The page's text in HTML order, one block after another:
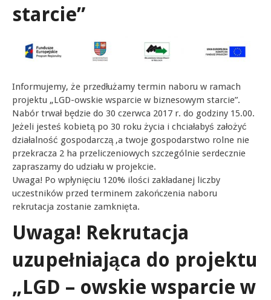
starcie”
Informujemy, że przedłużamy termin naboru w ramach
projektu „LGD-owskie wsparcie w biznesowym starcie”.
Nabór trwał będzie do 30 czerwca 2017 r. do godziny 15.00.
Jeżeli jesteś kobietą po 30 roku życia i chciałabyś założyć
działalność gospodarczą ,a twoje gospodarstwo rolne nie
przekracza 2 ha przeliczeniowych szczególnie serdecznie
zapraszamy do udziału w projekcie.
Uwaga! Po wpłynięciu 120% ilości zakładanej liczby
uczestników przed terminem zakończenia naboru
rekrutacja zostanie zamknięta.
Uwaga! Rekrutacja
uzupełniająca do projektu
„LGD – owskie wsparcie w